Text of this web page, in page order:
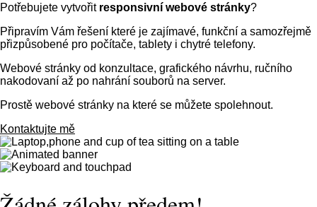
Potřebujete vytvořit responsivní webové stránky?
Připravím Vám řešení které je zajímavé, funkční a samozřejmě
přizpůsobené pro počítače, tablety i chytré telefony.
Webové stránky od konzultace, grafického návrhu, ručního
nakodovaní až po nahrání souborů na server.
Prostě webové stránky na které se můžete spolehnout.
Kontaktujte mě